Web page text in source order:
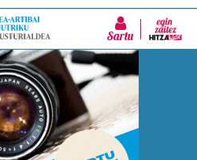
Sartu